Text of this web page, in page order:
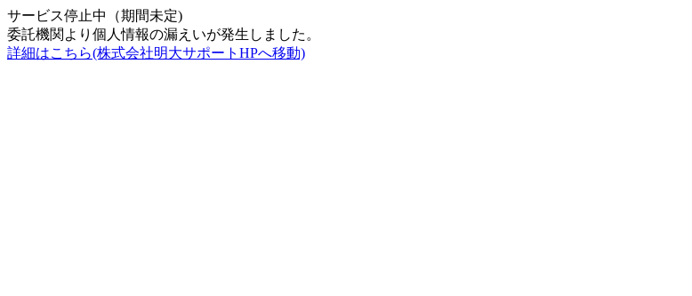
サービス停止中（期間未定)
委託機関より個人情報の漏えいが発生しました。
詳細はこちら(株式会社明大サポートHPへ移動)